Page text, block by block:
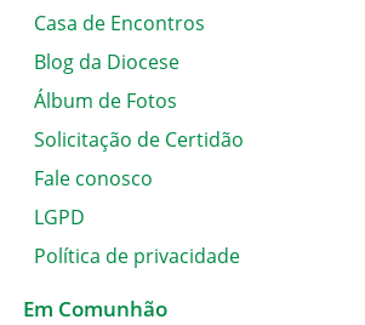
Casa de Encontros
Blog da Diocese
Álbum de Fotos
Solicitação de Certidão
Fale conosco
LGPD
Política de privacidade
Em Comunhão